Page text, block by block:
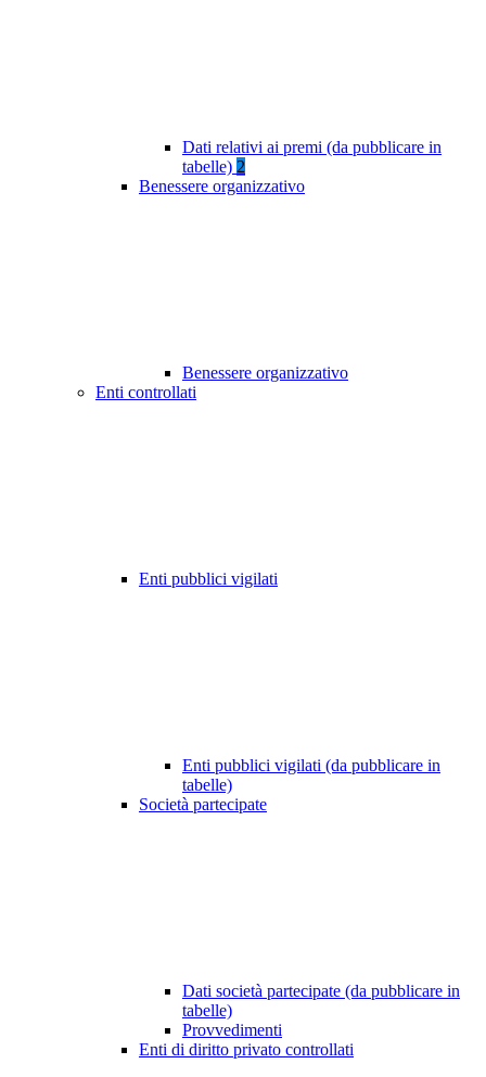
Dati relativi ai premi (da pubblicare in
tabelle) 2
Benessere organizzativo
Benessere organizzativo
Enti controllati
Enti pubblici vigilati
Enti pubblici vigilati (da pubblicare in
tabelle)
Società partecipate
Dati società partecipate (da pubblicare in
tabelle)
Provvedimenti
Enti di diritto privato controllati